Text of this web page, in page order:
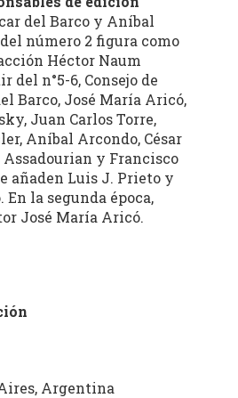
del Barco y Aníbal
número 2 figura como
Héctor Naum
del n°5-6, Consejo de
Barco, José María Aricó,
Juan Carlos Torre,
Aníbal Arcondo, César
Assadourian y Francisco
añaden Luis J. Prieto y
En la segunda época,
José María Aricó.
Argentina